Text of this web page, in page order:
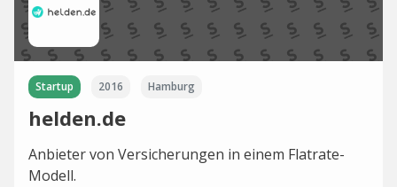
Startup 2016 Hamburg
helden.de
Anbieter von Versicherungen in einem Flatrate-
Modell.